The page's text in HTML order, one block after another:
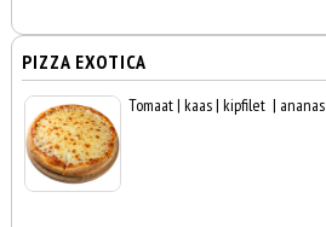
PIZZA EXOTICA
Tomaat | kaas | kipfilet | ananas